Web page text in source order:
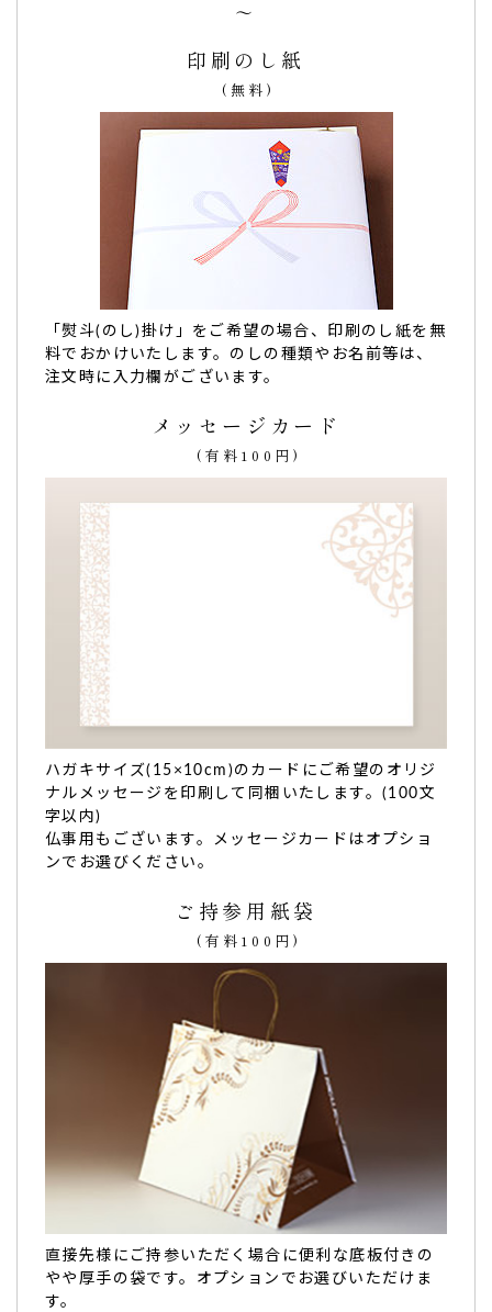
米寿祝いでメッセージ入りのカステラ喜んで貰えま
米寿祝いでメッセージ入りのカステラ喜んで貰えました。
味も美味しかった
また違うイベントでも利用したいと思います。（購入者様）
ご購入頂いた商品： 米寿祝い(88歳のお祝) 名入れ・オリジナ
ルメッセージ入り カステラ(0.6号/1本入り)
祖父の米寿祝いで…お味も優しく美味しかったで
祖父の米寿祝い
で親族へ配るために利用させていただきまし
メッセージ入りのため大変喜ばれ、とても良い思い出の品に
なりました。
お味も優しく美味しかったです！（A.O.様）
ご購入頂いた商品：米寿祝い（88歳のお祝）名入れ・オリジ
ナルメッセージ入り カステラ（0.6号/1本入り ）
涙を流しとても喜んでおり、渡した方達からもお褒
に利用させて頂きました！
大変好評で100歳のぴーちゃん（曾祖母の事を宮城県ではぴ
ーちゃんと呼びます。）も涙を流しとても喜んでおり、渡し
た方達からもお褒めの言葉を頂きました。
カステラもとても柔らかく美味しかったです。（なおぴ様）
ご購入頂いた商品：百寿祝い 名入れ・オリジナルメッセージ
入り カステラ（0.6号/1本入り ）
～
印刷のし紙
(無料)
「熨斗(のし)掛け」をご希望の場合、印刷のし紙を無
料でおかけいたします。のしの種類やお名前等は、
注文時に入力欄がございます。
メッセージカード
(有料100円)
ハガキサイズ(15×10cm)のカードにご希望のオリジ
ナルメッセージを印刷して同梱いたします。(100文
字以内)
仏事用もございます。メッセージカードはオプショ
ンでお選びください。
ご持参用紙袋
(有料100円)
直接先様にご持参いただく場合に便利な底板付きの
やや厚手の袋です。オプションでお選びいただけま
す。